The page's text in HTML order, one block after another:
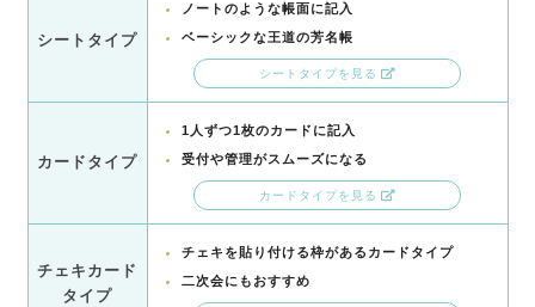
シートタイプ
ノートのような帳面に記入
ベーシックな王道の芳名帳
シートタイプを見る
カードタイプ
1人ずつ1枚のカードに記入
受付や管理がスムーズになる
カードタイプを見る
チェキカード
タイプ
チェキを貼り付ける枠があるカードタイプ
二次会にもおすすめ